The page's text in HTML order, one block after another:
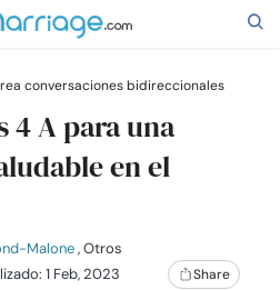
conversaciones bidireccionales
4 A para una
en el
Malone, Otros
1 Feb, 2023 Share